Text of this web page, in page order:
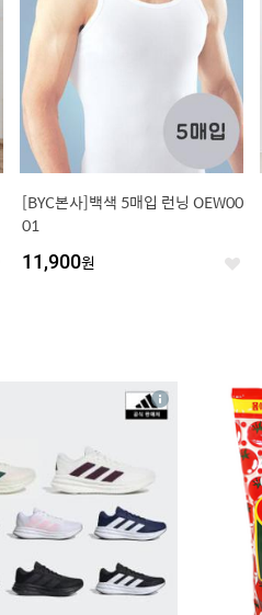
[BYC본사]백색 5매입 런닝 OEW00
01
11,900원 좋
상
세
4